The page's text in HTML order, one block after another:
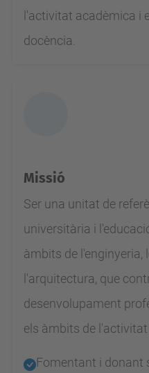
l'activitat acadèmica i
docència.
Missió
Ser una unitat de
universitària i
àmbits de l'enginyeria,
l'arquitectura, que
desenvolupament
els àmbits de
Fomentant i donant